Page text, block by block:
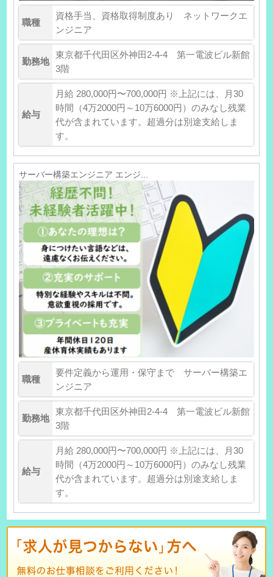
職種
資格手当、資格取得制度あり ネットワークエ
ンジニア
勤務地
東京都千代田区外神田2-4-4 第一電波ビル新館
3階
給与
月給 280,000円〜700,000円 ※上記には、月30
時間（4万2000円～10万6000円）のみなし残業
代が含まれています。超過分は別途支給しま
す。
サーバー構築エンジニア エンジ...
職種
要件定義から運用・保守まで サーバー構築エ
ンジニア
勤務地
東京都千代田区外神田2-4-4 第一電波ビル新館
3階
給与
月給 280,000円〜700,000円 ※上記には、月30
時間（4万2000円～10万6000円）のみなし残業
代が含まれています。超過分は別途支給しま
す。